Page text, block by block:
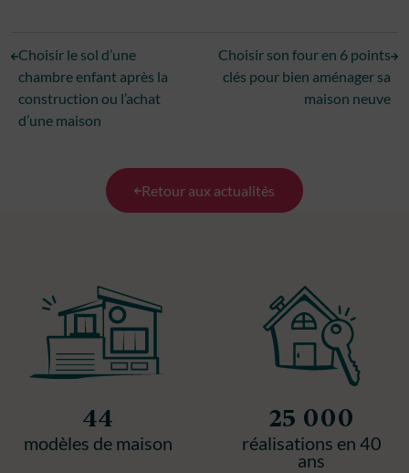
Choisir le sol d’une
chambre enfant après la
construction ou l’achat
d’une maison
Choisir son four en 6 points
clés pour bien aménager sa
maison neuve
Retour aux actualités
44
modèles de maison
25 000
réalisations en 40
ans